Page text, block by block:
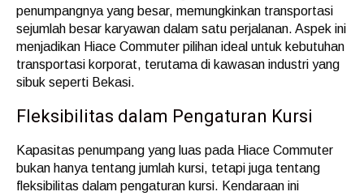
penumpangnya yang besar, memungkinkan transportasi
sejumlah besar karyawan dalam satu perjalanan. Aspek ini
menjadikan Hiace Commuter pilihan ideal untuk kebutuhan
transportasi korporat, terutama di kawasan industri yang
sibuk seperti Bekasi.
Fleksibilitas dalam Pengaturan Kursi
Kapasitas penumpang yang luas pada Hiace Commuter
bukan hanya tentang jumlah kursi, tetapi juga tentang
fleksibilitas dalam pengaturan kursi. Kendaraan ini